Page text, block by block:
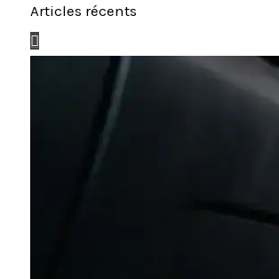
Articles récents